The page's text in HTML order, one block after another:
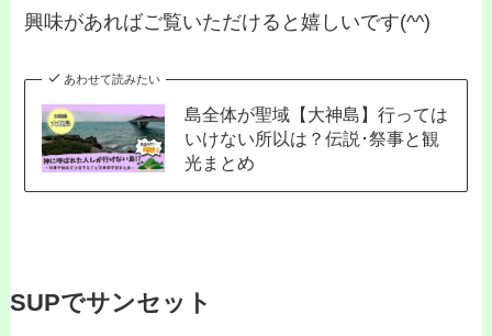
興味があればご覧いただけると嬉しいです(^^)
あわせて読みたい
島全体が聖域【大神島】行っては
いけない所以は？伝説･祭事と観
光まとめ
SUPでサンセット